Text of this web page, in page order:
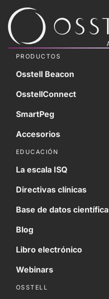
PRODUCTOS
Osstell Beacon
OsstellConnect
SmartPeg
Accesorios
EDUCACIÓN
La escala ISQ
Directivas clínicas
Base de datos científica
Blog
Libro electrónico
Webinars
OSSTELL